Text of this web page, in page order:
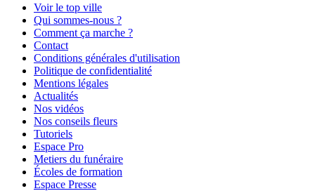
Voir le top ville
Qui sommes-nous ?
Comment ça marche ?
Contact
Conditions générales d'utilisation
Politique de confidentialité
Mentions légales
Actualités
Nos vidéos
Nos conseils fleurs
Tutoriels
Espace Pro
Metiers du funéraire
Écoles de formation
Espace Presse